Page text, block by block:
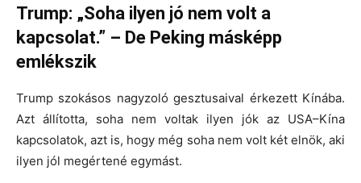
Trump: „Soha ilyen jó nem volt a
kapcsolat.” – De Peking másképp
emlékszik
Trump szokásos nagyzoló gesztusaival érkezett Kínába.
Azt állította, soha nem voltak ilyen jók az USA–Kína
kapcsolatok, azt is, hogy még soha nem volt két elnök, aki
ilyen jól megértené egymást.